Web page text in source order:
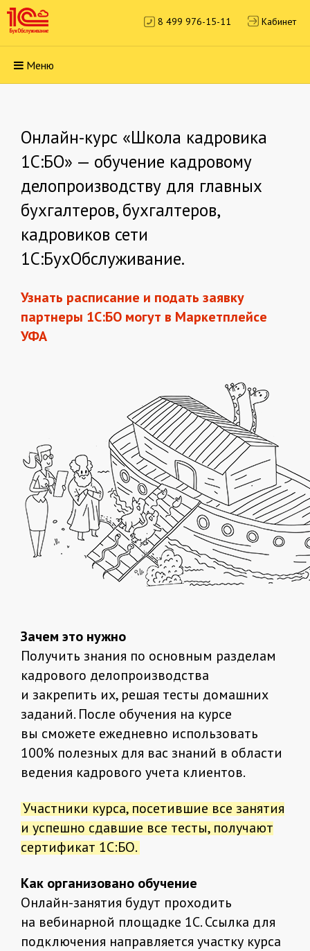
8 499 976-15-11 Кабинет
Меню
Онлайн-курс «Школа кадровика
1С:БО» — обучение кадровому
делопроизводству для главных
бухгалтеров, бухгалтеров,
кадровиков сети
1С:БухОбслуживание.
Узнать расписание и подать заявку
партнеры 1С:БО могут в Маркетплейсе
УФА​​​​​​​
Зачем это нужно
Получить знания по основным разделам
кадрового делопроизводства
и закрепить их, решая тесты домашних
заданий. После обучения на курсе
вы сможете ежедневно использовать
100% полезных для вас знаний в области
ведения кадрового учета клиентов.
Участники курса, посетившие все занятия
и успешно сдавшие все тесты, получают
сертификат 1С:БО.
Как организовано обучение
Онлайн-занятия будут проходить
на вебинарной площадке 1С. Ссылка для
подключения направляется участку курса